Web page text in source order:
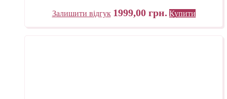
Залишити відгук 1999,00 грн. Купити